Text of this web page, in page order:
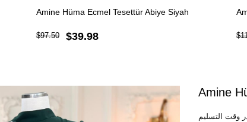
Amine Hüma Ecmel Tesettür Abiye Siyah
$39.98
$97.50
Amine
وقت التسليم